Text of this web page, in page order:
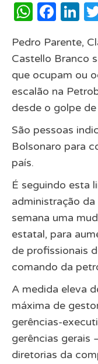
Pedro Parente,
Castello Branco
que ocupam ou
escalão na
desde o golpe
São pessoas
Bolsonaro para
país.
É seguindo esta
administração
semana uma
estatal, para
de profissionais
comando da
A medida eleva
máxima de
gerências-
gerências gerais
diretorias da